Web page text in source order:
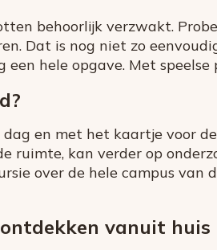
behoorlijk verzwakt.
Dat is nog niet zo
hele opgave. Met speelse
en met het kaartje voor
ruimte, kan verder op
over de hele campus van
vanuit huis